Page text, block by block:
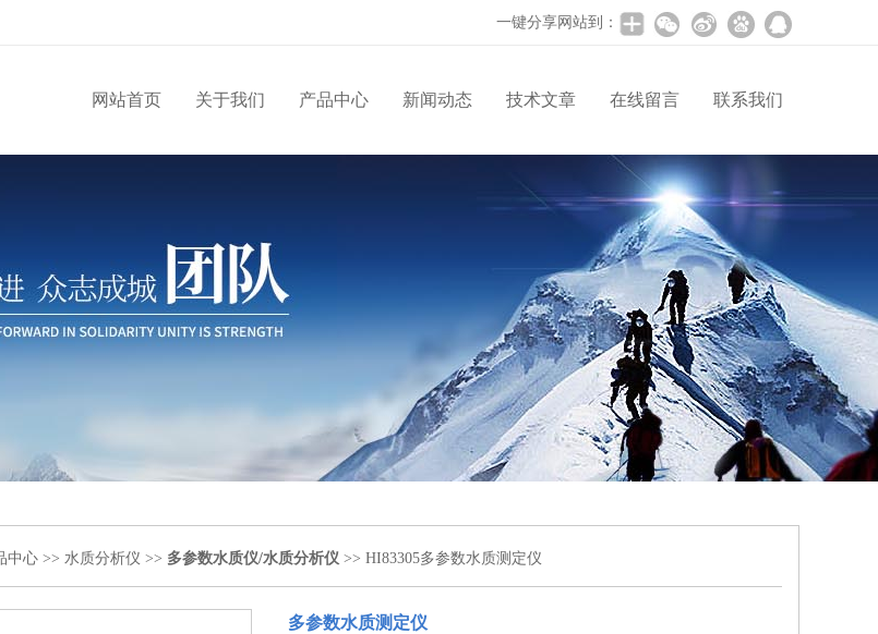
一键分享网站到：
网站首页 关于我们 产品中心 新闻动态 技术文章 在线留言 联系我们
中心 >> 水质分析仪 >> 多参数水质仪/水质分析仪 >> HI83305多参数水质测定仪
多参数水质测定仪